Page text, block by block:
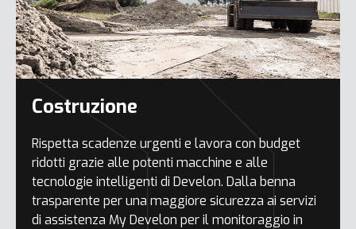
Costruzione
Rispetta scadenze urgenti e lavora con budget
ridotti grazie alle potenti macchine e alle
tecnologie intelligenti di Develon. Dalla benna
trasparente per una maggiore sicurezza ai servizi
di assistenza My Develon per il monitoraggio in